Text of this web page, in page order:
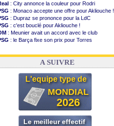
: City annonce la couleur pour Rodri
: Monaco accepte une offre pour Akliouche !
: Dupraz se prononce pour la LdC
: c'est bouclé pour Akliouche !
: Meunier avait un accord avec le club
: le Barça fixe son prix pour Torres
: Torres souhaite rejoindre le PSG !
A SUIVRE
L'equipe type de
MONDIAL
2026
Le meilleur effectif